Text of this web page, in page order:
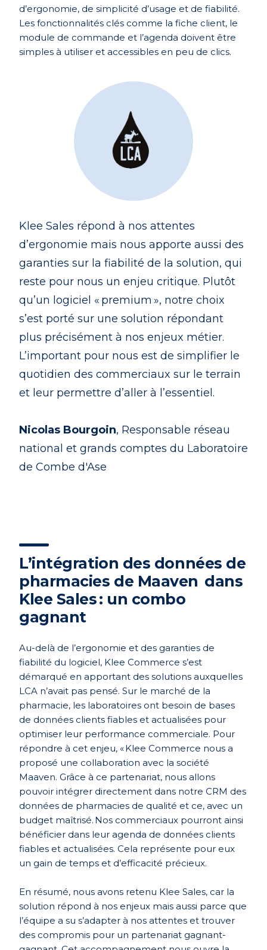
d’ergonomie, de simplicité d’usage et de fiabilité.
Les fonctionnalités clés comme la fiche client, le
module de commande et l’agenda doivent être
simples à utiliser et accessibles en peu de clics.
Klee Sales répond à nos attentes
d’ergonomie mais nous apporte aussi des
garanties sur la fiabilité de la solution, qui
reste pour nous un enjeu critique. Plutôt
qu’un logiciel « premium », notre choix
s’est porté sur une solution répondant
plus précisément à nos enjeux métier.
L’important pour nous est de simplifier le
quotidien des commerciaux sur le terrain
et leur permettre d’aller à l’essentiel.
Nicolas Bourgoin, Responsable réseau
national et grands comptes du Laboratoire
de Combe d'Ase
L’intégration des données de
pharmacies de Maaven dans
Klee Sales : un combo
gagnant
Au-delà de l’ergonomie et des garanties de
fiabilité du logiciel, Klee Commerce s’est
démarqué en apportant des solutions auxquelles
LCA n’avait pas pensé. Sur le marché de la
pharmacie, les laboratoires ont besoin de bases
de données clients fiables et actualisées pour
optimiser leur performance commerciale. Pour
répondre à cet enjeu, « Klee Commerce nous a
proposé une collaboration avec la société
Maaven. Grâce à ce partenariat, nous allons
pouvoir intégrer directement dans notre CRM des
données de pharmacies de qualité et ce, avec un
budget maîtrisé. Nos commerciaux pourront ainsi
bénéficier dans leur agenda de données clients
fiables et actualisées. Cela représente pour eux
un gain de temps et d’efficacité précieux.
En résumé, nous avons retenu Klee Sales, car la
solution répond à nos enjeux mais aussi parce que
l’équipe a su s’adapter à nos attentes et trouver
des compromis pour un partenariat gagnant-